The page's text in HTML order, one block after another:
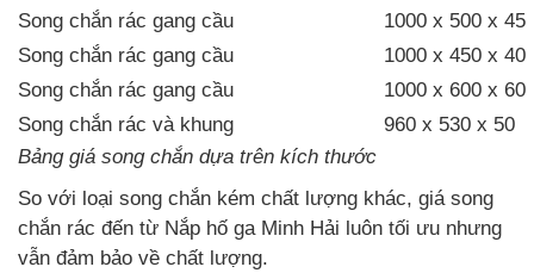
Song chắn rác gang cầu
1000 x 500 x 45
Song chắn rác gang cầu
1000 x 450 x 40
Song chắn rác gang cầu
1000 x 600 x 60
Song chắn rác và khung
960 x 530 x 50
Bảng giá song chắn dựa trên kích thước
So với loại song chắn kém chất lượng khác, giá song
chắn rác đến từ Nắp hố ga Minh Hải luôn tối ưu nhưng
vẫn đảm bảo về chất lượng.